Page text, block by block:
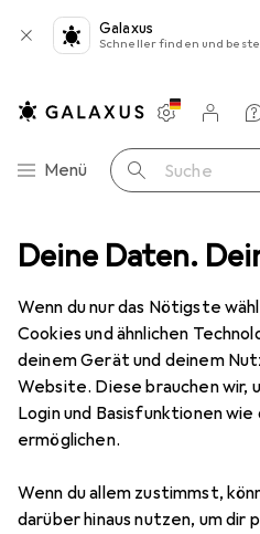
Deine Daten.
Wenn du nur das Nötigste
Cookies und ähnlichen
deinem Gerät und deinem
Website. Diese brauchen wir,
Login und Basisfunktionen
ermöglichen.
Wenn du allem zustimmst,
darüber hinaus nutzen, um
Galaxus
Schneller finden und
Navigation nach Kategorien
Menü Suche
Einstellungen
Kundenkonto
Merklisten
Warenkorb
Barcode Scanner Zubehör
4
IntermecAc USB